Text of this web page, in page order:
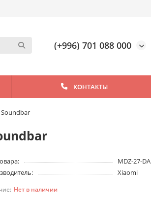
(+996) 701 088 000
КОНТАКТЫ
Soundbar
MDZ-27-DA
Xiaomi
Нет в наличии